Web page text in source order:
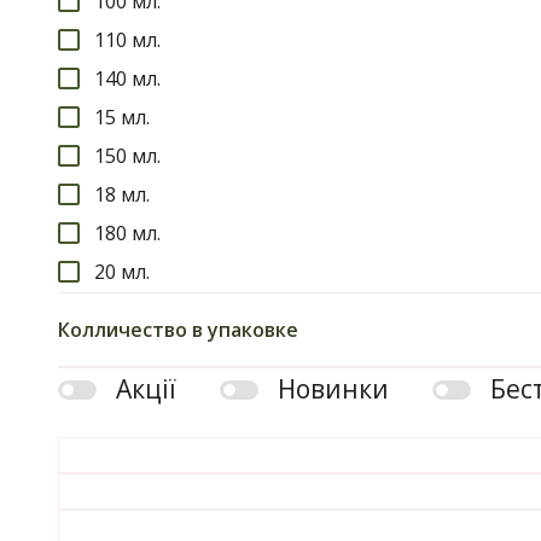
I'm From
Dr.Ceuracle
Oseque
Needly
Purito
110 мл.
140 мл.
15 мл.
150 мл.
18 мл.
180 мл.
20 мл.
25 мл.
Колличество в упаковке
Акції Новинки